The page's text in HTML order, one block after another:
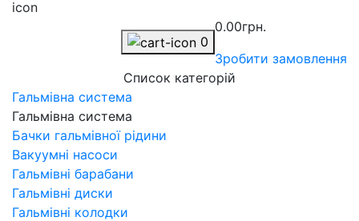
0
0.00грн.
Зробити замовлення
Список категорій
Гальмівна система
Гальмівна система
Бачки гальмівної рідини
Вакуумні насоси
Гальмівні барабани
Гальмівні диски
Гальмівні колодки